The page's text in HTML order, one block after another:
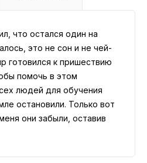
что остался один на
это не сон и не чей-
готовился к пришествию
помочь в этом
людей для обучения
остановили. Только вот
они забыли, оставив
миром.